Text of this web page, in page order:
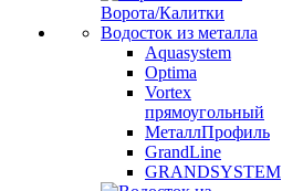
Ворота/Калитки
Водосток из металла
Aquasystem
Optima
Vortex
прямоугольный
МеталлПрофиль
GrandLine
GRANDSYSTEM